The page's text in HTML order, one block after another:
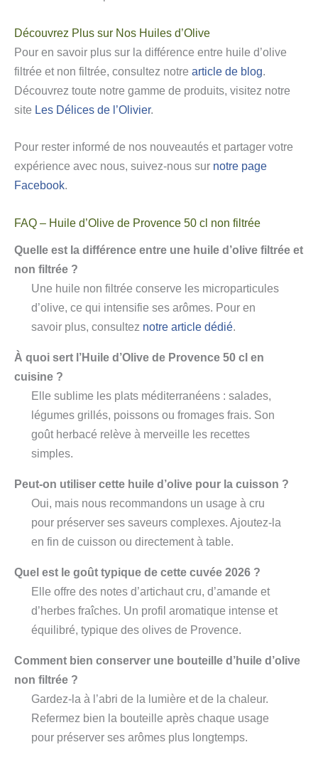
Découvrez Plus sur Nos Huiles d’Olive
Pour en savoir plus sur la différence entre huile d’olive
filtrée et non filtrée, consultez notre article de blog.
Découvrez toute notre gamme de produits, visitez notre
site Les Délices de l’Olivier.
Pour rester informé de nos nouveautés et partager votre
expérience avec nous, suivez-nous sur notre page
Facebook.
FAQ – Huile d’Olive de Provence 50 cl non filtrée
Quelle est la différence entre une huile d’olive filtrée et
non filtrée ?
Une huile non filtrée conserve les microparticules
d’olive, ce qui intensifie ses arômes. Pour en
savoir plus, consultez notre article dédié.
À quoi sert l’Huile d’Olive de Provence 50 cl en
cuisine ?
Elle sublime les plats méditerranéens : salades,
légumes grillés, poissons ou fromages frais. Son
goût herbacé relève à merveille les recettes
simples.
Peut-on utiliser cette huile d’olive pour la cuisson ?
Oui, mais nous recommandons un usage à cru
pour préserver ses saveurs complexes. Ajoutez-la
en fin de cuisson ou directement à table.
Quel est le goût typique de cette cuvée 2026 ?
Elle offre des notes d’artichaut cru, d’amande et
d’herbes fraîches. Un profil aromatique intense et
équilibré, typique des olives de Provence.
Comment bien conserver une bouteille d’huile d’olive
non filtrée ?
Gardez-la à l’abri de la lumière et de la chaleur.
Refermez bien la bouteille après chaque usage
pour préserver ses arômes plus longtemps.